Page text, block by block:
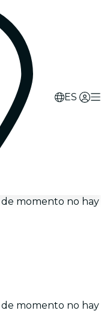
ES
de momento no hay
de momento no hay